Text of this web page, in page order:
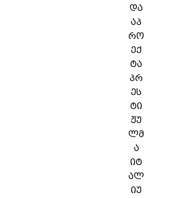
და
აპ
რო
ექ
ტა
პრ
ეს
ტი
ჟუ
ლმ
ა
იტ
ალ
იუ